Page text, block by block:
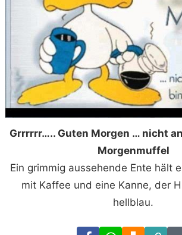
Grrrrrr….. Guten Morgen … nicht
Morgenmuffel
Ein grimmig aussehende Ente hält
mit Kaffee und eine Kanne, der
hellblau.